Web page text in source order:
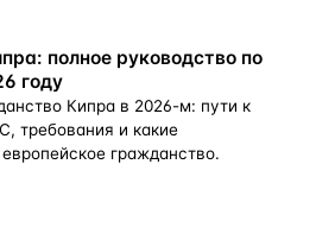
полное руководство по
году
Кипра в 2026-м: пути к
требования и какие
гражданство.